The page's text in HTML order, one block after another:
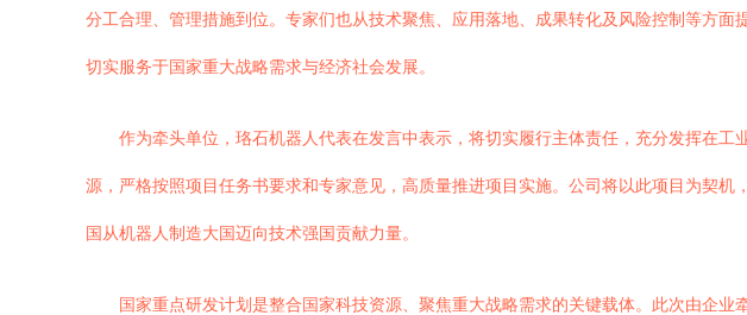
分工合理、管理措施到位。专家们也从技术聚焦、应用落地、成果转化及风险控制等方
切实服务于国家重大战略需求与经济社会发展。
作为牵头单位，珞石机器人代表在发言中表示，将切实履行主体责任，充分发挥在
源，严格按照项目任务书要求和专家意见，高质量推进项目实施。公司将以此项目为契
国从机器人制造大国迈向技术强国贡献力量。
国家重点研发计划是整合国家科技资源、聚焦重大战略需求的关键载体。此次由企